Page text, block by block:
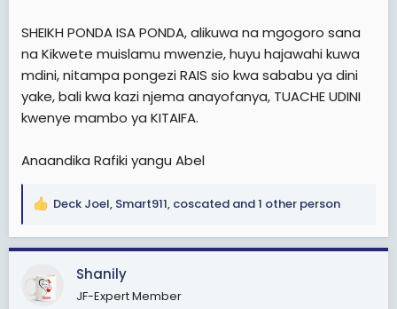
SHEIKH PONDA ISA PONDA, alikuwa na mgogoro sana
na Kikwete muislamu mwenzie, huyu hajawahi kuwa
mdini, nitampa pongezi RAIS sio kwa sababu ya dini
yake, bali kwa kazi njema anayofanya, TUACHE UDINI
kwenye mambo ya KITAIFA.
Anaandika Rafiki yangu Abel
R
a
t
i
Deck Joel, Smart911, coscated and 1 other person
Shanily
JF-Expert Member